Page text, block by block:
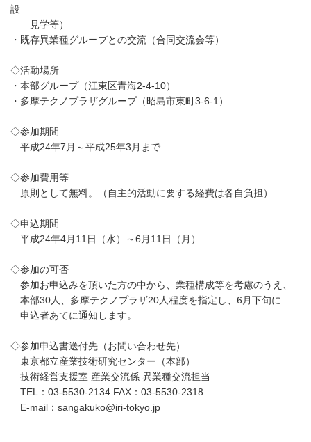
設
見学等）
・既存異業種グループとの交流（合同交流会等）
◇活動場所
・本部グループ（江東区青海2-4-10）
・多摩テクノプラザグループ（昭島市東町3-6-1）
◇参加期間
平成24年7月～平成25年3月まで
◇参加費用等
原則として無料。（自主的活動に要する経費は各自負担）
◇申込期間
平成24年4月11日（水）～6月11日（月）
◇参加の可否
参加お申込みを頂いた方の中から、業種構成等を考慮のうえ、
本部30人、多摩テクノプラザ20人程度を指定し、6月下旬に
申込者あてに通知します。
◇参加申込書送付先（お問い合わせ先）
東京都立産業技術研究センター（本部）
技術経営支援室 産業交流係 異業種交流担当
TEL：03-5530-2134 FAX：03-5530-2318
E-mail：sangakuko@iri-tokyo.jp